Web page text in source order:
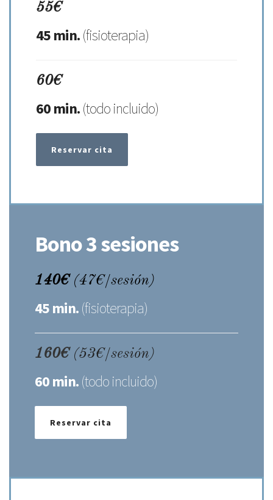
55€
45 min.(fisioterapia)
60€
60 min.(todo incluido)
Reservar cita
Bono 3 sesiones
140€(47€/sesión)
45 min.(fisioterapia)
160€(53€/sesión)
60 min.(todo incluido)
Reservar cita